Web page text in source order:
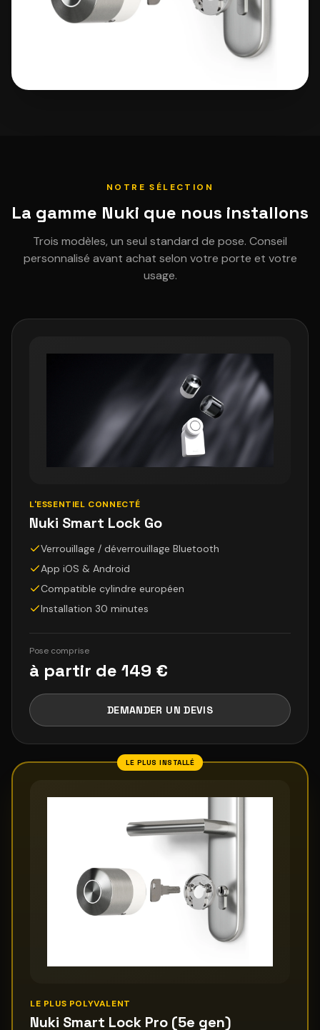
NOTRE SÉLECTION
La gamme Nuki que nous installons
Trois modèles, un seul standard de pose. Conseil
personnalisé avant achat selon votre porte et votre
usage.
L'ESSENTIEL CONNECTÉ
Nuki Smart Lock Go
Verrouillage / déverrouillage Bluetooth
App iOS & Android
Compatible cylindre européen
Installation 30 minutes
Pose comprise
à partir de 149 €
DEMANDER UN DEVIS
LE PLUS INSTALLÉ
LE PLUS POLYVALENT
Nuki Smart Lock Pro (5e gen)